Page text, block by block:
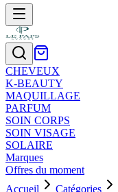
CHEVEUX
K-BEAUTY
MAQUILLAGE
PARFUM
SOIN CORPS
SOIN VISAGE
SOLAIRE
Marques
Offres du moment
Accueil
Catégories